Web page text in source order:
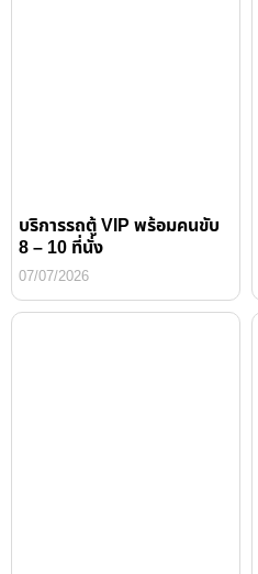
บริการรถตู้ VIP พร้อมคนขับ
8 – 10 ที่นั่ง
07/07/2026